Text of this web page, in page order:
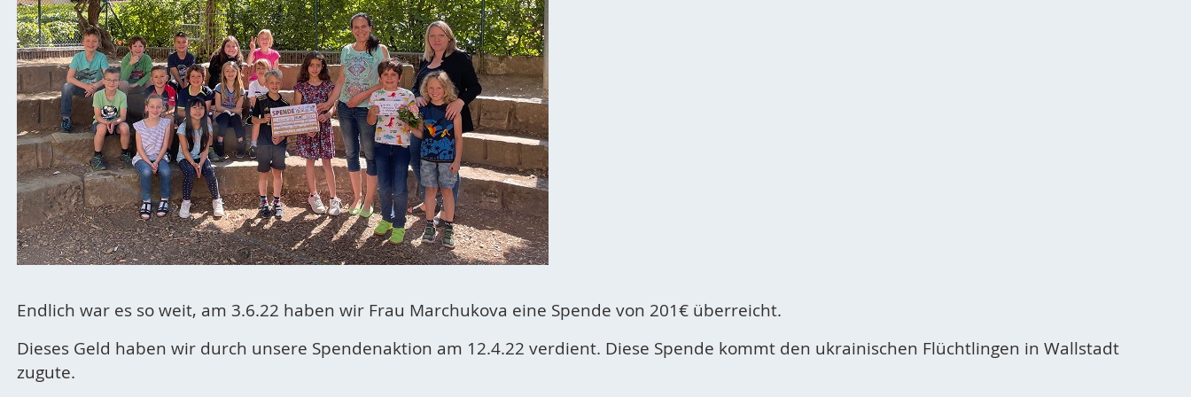
Endlich war es so weit, am 3.6.22 haben wir Frau Marchukova eine Spende von 201€ überreicht.
Dieses Geld haben wir durch unsere Spendenaktion am 12.4.22 verdient. Diese Spende kommt den ukrainischen Flüchtlingen in Wallstadt
zugute.